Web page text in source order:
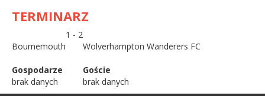
TERMINARZ
1 - 2
Bournemouth
Wolverhampton Wanderers FC
Gospodarze
brak danych
Goście
brak danych